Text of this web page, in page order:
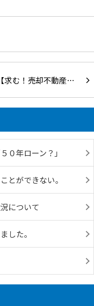
【求む！売却不動産…
０年ローン？」
とができない。
について
した。